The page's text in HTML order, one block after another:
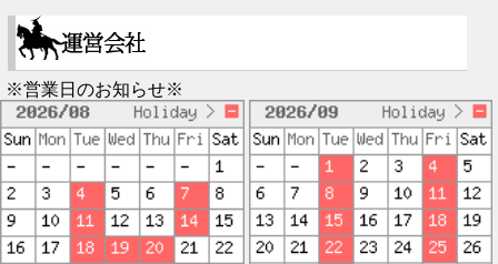
※営業日のお知らせ※